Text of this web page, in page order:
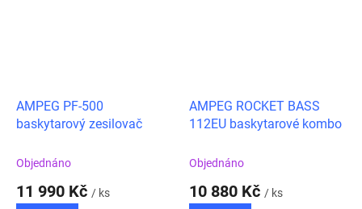
AMPEG PF-500
baskytarový zesilovač
Objednáno
11 990 Kč / ks
AMPEG ROCKET BASS
112EU baskytarové kombo
Objednáno
10 880 Kč / ks